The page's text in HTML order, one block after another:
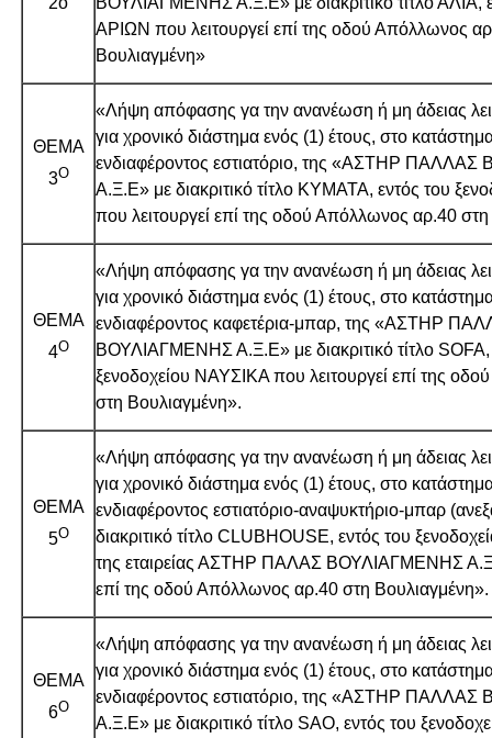
ΑΡΙΩΝ που λειτουργεί επί της οδού Απόλλωνος
Βουλιαγμένη»
ΘΕΜΑ
3Ο
«Λήψη απόφασης γα την ανανέωση ή μη άδειας
για χρονικό διάστημα ενός (1) έτους, στο
ενδιαφέροντος εστιατόριο, της «ΑΣΤΗΡ
Α.Ξ.Ε» με διακριτικό τίτλο ΚΥΜΑΤΑ, εντός του
που λειτουργεί επί της οδού Απόλλωνος αρ.40
ΘΕΜΑ
4Ο
«Λήψη απόφασης γα την ανανέωση ή μη άδειας
για χρονικό διάστημα ενός (1) έτους, στο
ενδιαφέροντος καφετέρια-μπαρ, της «ΑΣΤΗΡ
ΒΟΥΛΙΑΓΜΕΝΗΣ Α.Ξ.Ε» με διακριτικό τίτλο SOFA,
ξενοδοχείου ΝΑΥΣΙΚΑ που λειτουργεί επί της
στη Βουλιαγμένη».
ΘΕΜΑ
5Ο
«Λήψη απόφασης γα την ανανέωση ή μη άδειας
για χρονικό διάστημα ενός (1) έτους, στο
ενδιαφέροντος εστιατόριο-αναψυκτήριο-μπαρ
διακριτικό τίτλο CLUBHOUSE, εντός του
της εταιρείας ΑΣΤΗΡ ΠΑΛΑΣ ΒΟΥΛΙΑΓΜΕΝΗΣ
επί της οδού Απόλλωνος αρ.40 στη Βουλιαγμένη».
ΘΕΜΑ
6Ο
«Λήψη απόφασης γα την ανανέωση ή μη άδειας
για χρονικό διάστημα ενός (1) έτους, στο
ενδιαφέροντος εστιατόριο, της «ΑΣΤΗΡ
Α.Ξ.Ε» με διακριτικό τίτλο SΑΟ, εντός του